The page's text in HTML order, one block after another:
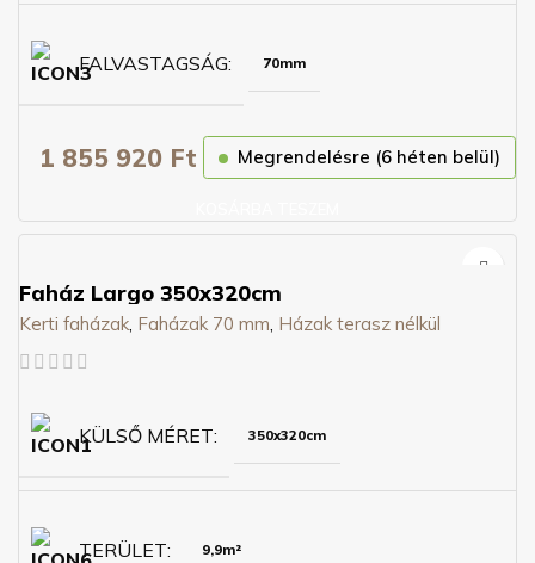
FALVASTAGSÁG 70mm
1 855 920 Ft Megrendelésre (6 héten belül)
Faház Largo 350x320cm
Kerti faházak, Faházak 70 mm, Házak terasz nélkül
KÜLSŐ MÉRET 350x320cm
TERÜLET 9,9m²